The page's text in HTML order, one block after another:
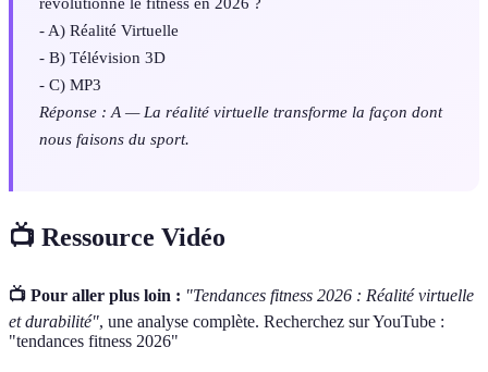
- A) Réalité Virtuelle
- B) Télévision 3D
- C) MP3
Réponse : A — La réalité virtuelle transforme la façon dont
nous faisons du sport.
📺 Ressource Vidéo
📺 Pour aller plus loin : "Tendances fitness 2026 : Réalité virtuelle
et durabilité", une analyse complète. Recherchez sur YouTube :
"tendances fitness 2026"